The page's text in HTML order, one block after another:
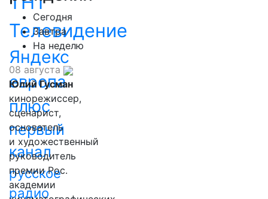
Телевидение
Яндекс
европа
плюс
первый
канал
русское
радио
Сегодня
Завтра
На неделю
08 августа
Юлий Гусман
кинорежиссер,
сценарист,
основатель
и художественный
руководитель
премии Рос.
академии